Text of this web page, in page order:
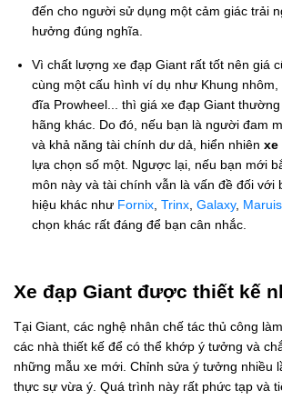
đến cho người sử dụng một cảm giác trải
hưởng đúng nghĩa.
Vì chất lượng xe đạp Giant rất tốt nên giá
cùng một cấu hình ví dụ như Khung
đĩa Prowheel... thì giá xe đạp Giant
hãng khác. Do đó, nếu bạn là người đam
và khả năng tài chính dư dả, hiển nhiên xe
lựa chọn số một. Ngược lại, nếu bạn mới
môn này và tài chính vẫn là vấn đề đối với
hiệu khác như Fornix Trinx Galaxy,
chọn khác rất đáng để bạn cân nhắc.
Xe đạp Giant được thiết kế
Tại Giant, các nghệ nhân chế tác thủ công
các nhà thiết kế để có thể khớp ý tưởng và
những mẫu xe mới. Chỉnh sửa ý tưởng nhiều
thực sự vừa ý. Quá trình này rất phức tạp và